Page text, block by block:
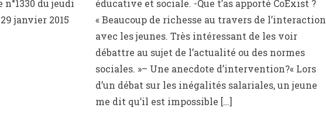
du jeudi
janvier 2015
éducative et sociale. -Que t’as apporté CoExist ?
« Beaucoup de richesse au travers de l’interaction
avec les jeunes. Très intéressant de les voir
débattre au sujet de l’actualité ou des normes
sociales. »– Une anecdote d’intervention?« Lors
d’un débat sur les inégalités salariales, un jeune
me dit qu’il est impossible […]